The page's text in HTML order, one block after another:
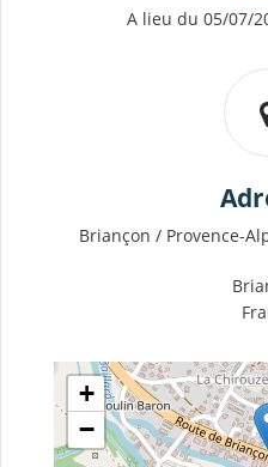
A lieu du 05/07/
Briançon / Provence-
+
−